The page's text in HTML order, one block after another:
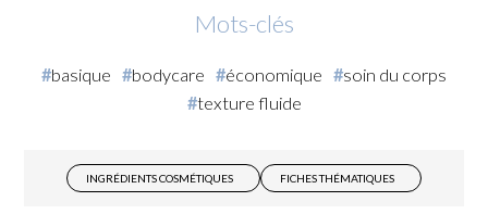
Mots-clés
basique bodycare économique
soin du corps
texture fluide
INGRÉDIENTS COSMÉTIQUES FICHES THÉMATIQUES